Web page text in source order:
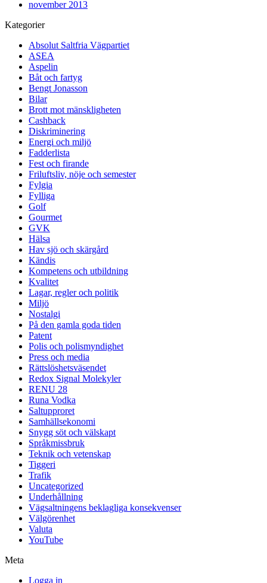
november 2013
Kategorier
Absolut Saltfria Vägpartiet
ASEA
Aspelin
Båt och fartyg
Bengt Jonasson
Bilar
Brott mot mänskligheten
Cashback
Diskriminering
Energi och miljö
Fadderlista
Fest och firande
Friluftsliv, nöje och semester
Fylgia
Fylliga
Golf
Gourmet
GVK
Hälsa
Hav sjö och skärgård
Kändis
Kompetens och utbildning
Kvalitet
Lagar, regler och politik
Miljö
Nostalgi
På den gamla goda tiden
Patent
Polis och polismyndighet
Press och media
Rättslöshetsväsendet
Redox Signal Molekyler
RENU 28
Runa Vodka
Saltupproret
Samhällsekonomi
Snygg söt och välskapt
Språkmissbruk
Teknik och vetenskap
Tiggeri
Trafik
Uncategorized
Underhållning
Vägsaltningens beklagliga konsekvenser
Välgörenhet
Valuta
YouTube
Meta
Logga in